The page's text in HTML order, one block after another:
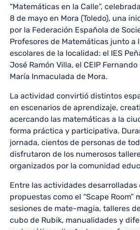
“Matemáticas en la Calle”,
8 de mayo en Mora (Toledo), una
por la Federación Española de
Profesores de Matemáticas junto a
escolares de la localidad: el IES
José Ramón Villa, el CEIP
María Inmaculada de Mora.
La actividad convirtió distintos
en escenarios de aprendizaje,
acercando las matemáticas a la
forma práctica y participativa.
jornada, cientos de personas de
disfrutaron de los numerosos
organizados por la comunidad
Entre las actividades desarrolladas
propuestas como el “Scape Room”
sesiones de mate-magia, talleres
cubo de Rubik, manualidades y